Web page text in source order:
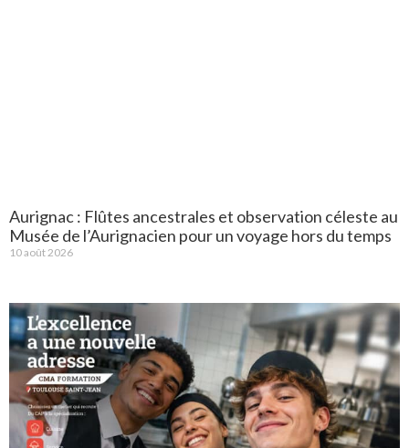
Aurignac : Flûtes ancestrales et observation céleste au
Musée de l’Aurignacien pour un voyage hors du temps
10 août 2026